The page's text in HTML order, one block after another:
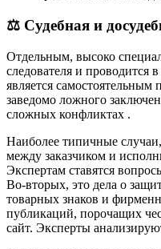
⚖️ Судебная и
Отдельным, высоко
следователя и проводится
является
заведомо ложного
сложных конфликтах .
Наиболее типичные
между заказчиком и
Экспертам ставятся
Во-вторых, это дела о
товарных знаков и
публикаций, порочащих
сайт. Эксперты